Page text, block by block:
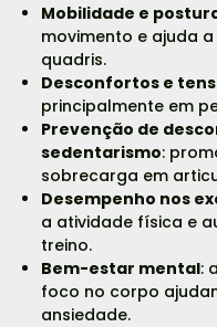
Mobilidade e
movimento e ajuda
quadris.
Desconfortos e
principalmente em
Prevenção de
sedentarismo:
sobrecarga em
Desempenho nos
a atividade física e
treino.
Bem-estar mental:
foco no corpo
ansiedade.